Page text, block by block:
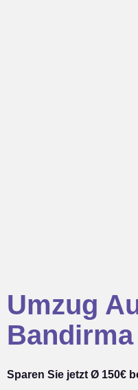
Umzug
Bandirma
Sparen Sie jetzt Ø 150€